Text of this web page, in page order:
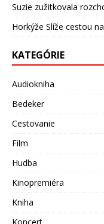
Suzie zužitkovala
Horkýže Slíže cestou
KATEGÓRIE
Audiokniha
Bedeker
Cestovanie
Film
Hudba
Kinopremiéra
Kniha
Koncert